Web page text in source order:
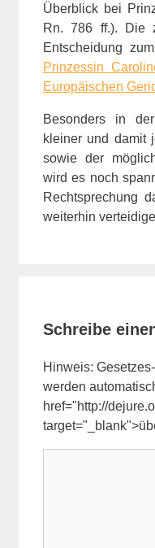
Überblick bei
Rn. 786 ff.). Die
Entscheidung
Prinzessin
Europäischen
Besonders in
kleiner und damit
sowie der
wird es noch
Rechtsprechung
weiterhin
Schreibe
Hinweis:
werden
href="http://